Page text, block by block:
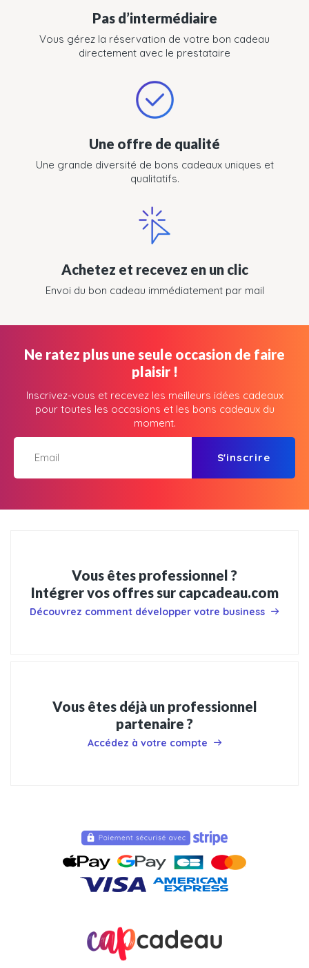
Pas d’intermédiaire
Vous gérez la réservation de votre bon cadeau
directement avec le prestataire
Une offre de qualité
Une grande diversité de bons cadeaux uniques et
qualitatifs.
Achetez et recevez en un clic
Envoi du bon cadeau immédiatement par mail
Ne ratez plus une seule occasion de faire
plaisir !
Inscrivez-vous et recevez les meilleurs idées cadeaux
pour toutes les occasions et les bons cadeaux du
moment.
S'inscrire
Vous êtes professionnel ?
Intégrer vos offres sur capcadeau.com
Découvrez comment développer votre business
Vous êtes déjà un professionnel
partenaire ?
Accédez à votre compte